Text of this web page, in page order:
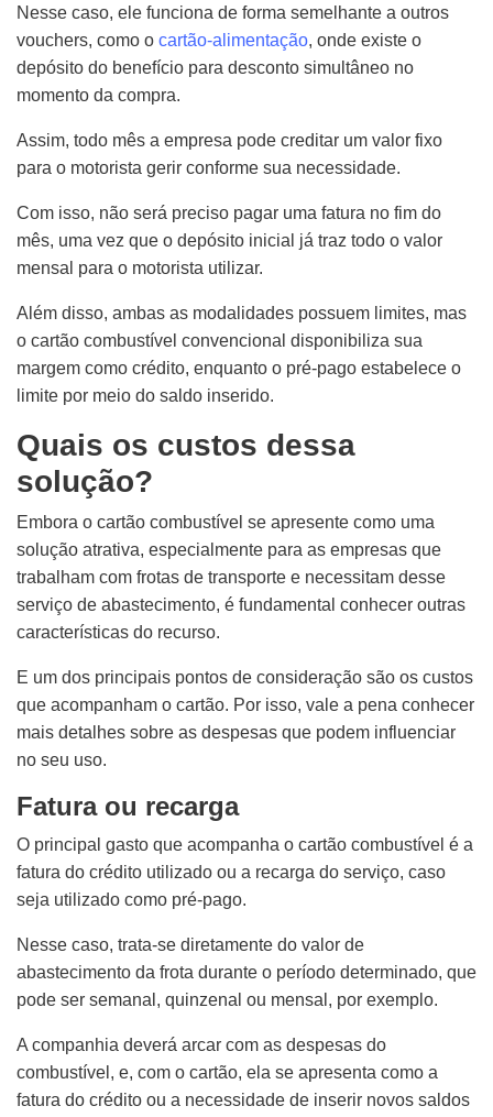
Nesse caso, ele funciona de forma semelhante a outros
vouchers, como o cartão-alimentação, onde existe o
depósito do benefício para desconto simultâneo no
momento da compra.
Assim, todo mês a empresa pode creditar um valor fixo
para o motorista gerir conforme sua necessidade.
Com isso, não será preciso pagar uma fatura no fim do
mês, uma vez que o depósito inicial já traz todo o valor
mensal para o motorista utilizar.
Além disso, ambas as modalidades possuem limites, mas
o cartão combustível convencional disponibiliza sua
margem como crédito, enquanto o pré-pago estabelece o
limite por meio do saldo inserido.
Quais os custos dessa
solução?
Embora o cartão combustível se apresente como uma
solução atrativa, especialmente para as empresas que
trabalham com frotas de transporte e necessitam desse
serviço de abastecimento, é fundamental conhecer outras
características do recurso.
E um dos principais pontos de consideração são os custos
que acompanham o cartão. Por isso, vale a pena conhecer
mais detalhes sobre as despesas que podem influenciar
no seu uso.
Fatura ou recarga
O principal gasto que acompanha o cartão combustível é a
fatura do crédito utilizado ou a recarga do serviço, caso
seja utilizado como pré-pago.
Nesse caso, trata-se diretamente do valor de
abastecimento da frota durante o período determinado, que
pode ser semanal, quinzenal ou mensal, por exemplo.
A companhia deverá arcar com as despesas do
combustível, e, com o cartão, ela se apresenta como a
fatura do crédito ou a necessidade de inserir novos saldos